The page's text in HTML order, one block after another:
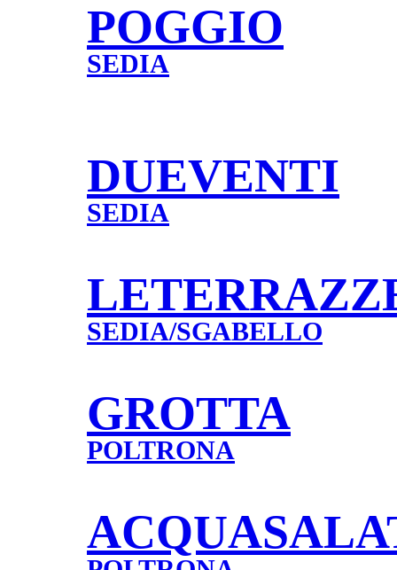
POGGIO
SEDIA
DUEVENTI
SEDIA
SEDIA/SGABELLO
GROTTA
POLTRONA